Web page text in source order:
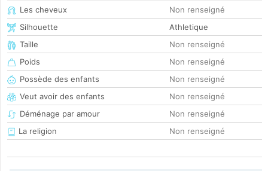
Les cheveux
Non renseigné
Silhouette
Athletique
Taille
Non renseigné
Poids
Non renseigné
Possède des enfants
Non renseigné
Veut avoir des enfants
Non renseigné
Déménage par amour
Non renseigné
La religion
Non renseigné